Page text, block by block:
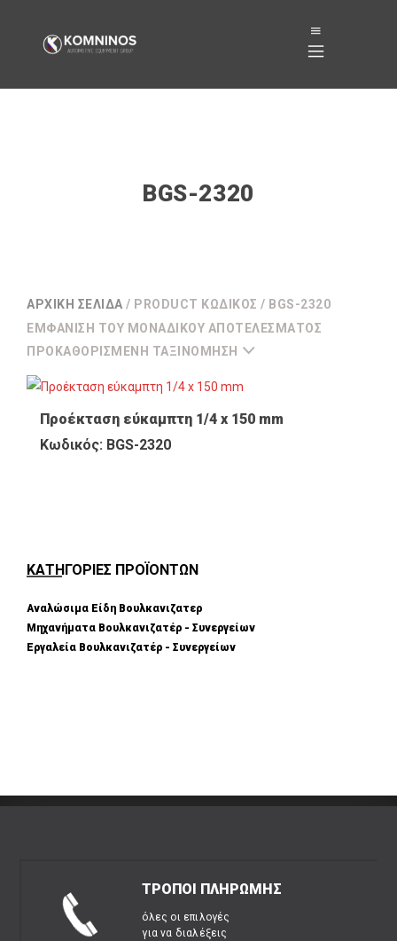
BGS-2320
ΑΡΧΙΚΉ ΣΕΛΊΔΑ / PRODUCT ΚΩΔΙΚΌΣ / BGS-2320
ΕΜΦΆΝΙΣΗ ΤΟΥ ΜΟΝΑΔΙΚΟΎ ΑΠΟΤΕΛΈΣΜΑΤΟΣ
ΠΡΟΚΑΘΟΡΙΣΜΈΝΗ ΤΑΞΙΝΌΜΗΣΗ
Προέκταση εύκαμπτη 1/4 x 150 mm
Κωδικός: BGS-2320
ΚΑΤΗΓΟΡΙΕΣ ΠΡΟΪΟΝΤΩΝ
Αναλώσιμα Είδη Βουλκανιζατερ
Μηχανήματα Βουλκανιζατέρ - Συνεργείων
Εργαλεία Βουλκανιζατέρ - Συνεργείων
ΤΡΟΠΟΙ ΠΛΗΡΩΜΗΣ
όλες οι επιλογές
για να διαλέξεις